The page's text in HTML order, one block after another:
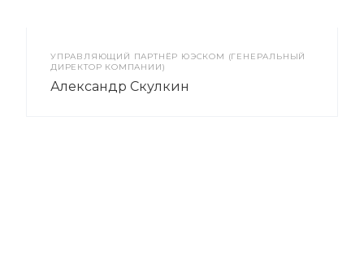
УПРАВЛЯЮЩИЙ ПАРТНЁР ЮЭСКОМ (ГЕНЕРАЛЬНЫЙ
ДИРЕКТОР КОМПАНИИ)
Александр Скулкин